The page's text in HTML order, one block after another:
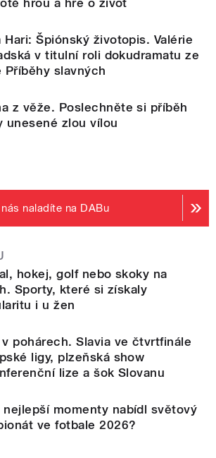
Hari: Špiónský životopis. Valérie
v titulní roli dokudramatu ze
Příběhy slavných
z věže. Poslechněte si příběh
unesené zlou vílou
naladíte na DABu
hokej, golf nebo skoky na
Sporty, které si získaly
i u žen
pohárech. Slavia ve čtvrtfinále
ligy, plzeňská show
lize a šok Slovanu
nejlepší momenty nabídl světový
ve fotbale 2026?